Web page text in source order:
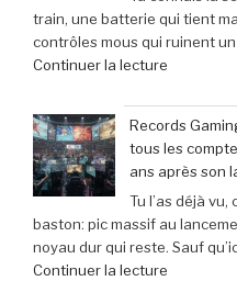
ses
cibles
sur
les
films
parodiés
de
Get
Out
train, une batterie qui tient
contrôles mous qui ruinent
Continuer la lecture
du
jeu
mobile
adoptent
la
Retroid
Records
tous les
ans après son
Tu l’as déjà
baston: pic massif au
noyau dur qui reste. Sauf
Continuer la lecture